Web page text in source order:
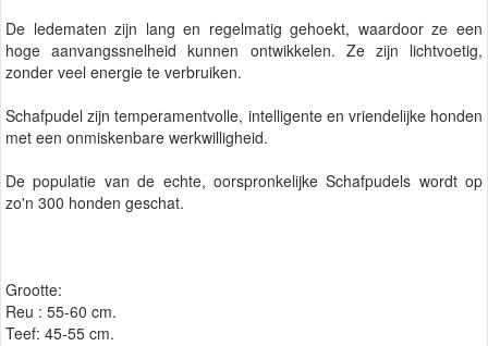
De ledematen zijn lang en regelmatig gehoekt, waardoor ze een
hoge aanvangssnelheid kunnen ontwikkelen. Ze zijn lichtvoetig,
zonder veel energie te verbruiken.
Schafpudel zijn temperamentvolle, intelligente en vriendelijke honden
met een onmiskenbare werkwilligheid.
De populatie van de echte, oorspronkelijke Schafpudels wordt op
zo'n 300 honden geschat.
Grootte:
Reu : 55-60 cm.
Teef: 45-55 cm.